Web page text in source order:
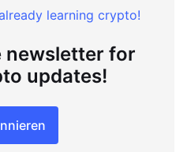
learning crypto!
newsletter for
updates!